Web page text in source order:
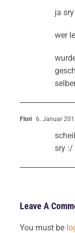
ja
wer
Flori 6. Januar
sry :/
Leave A
You must be